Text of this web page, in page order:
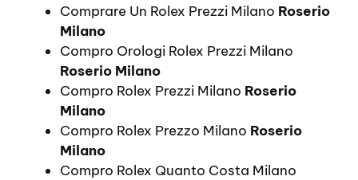
Comprare Un Rolex Prezzi Milano Roserio
Milano
Compro Orologi Rolex Prezzi Milano
Roserio Milano
Compro Rolex Prezzi Milano Roserio
Milano
Compro Rolex Prezzo Milano Roserio
Milano
Compro Rolex Quanto Costa Milano